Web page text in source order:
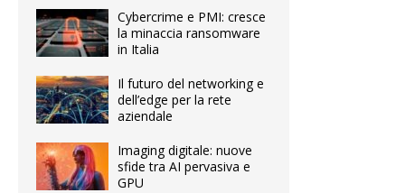
Cybercrime e PMI: cresce
la minaccia ransomware
in Italia
Il futuro del networking e
dell’edge per la rete
aziendale
Imaging digitale: nuove
sfide tra AI pervasiva e
GPU